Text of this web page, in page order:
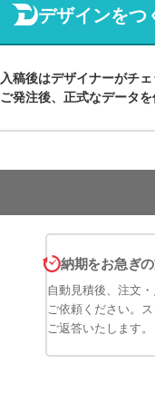
デザインをつ
入稿後はデザイナーがチェ
ご発注後、正式なデータ
納期をお急ぎ
自動見積後、注文
ご依頼ください。
ご返答いたします。